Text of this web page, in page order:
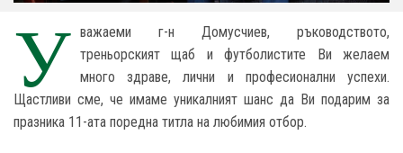
У важаеми г-н Домусчиев, ръководството,
треньорският щаб и футболистите Ви желаем
много здраве, лични и професионални успехи.
Щастливи сме, че имаме уникалният шанс да Ви подарим за
празника 11-ата поредна титла на любимия отбор.